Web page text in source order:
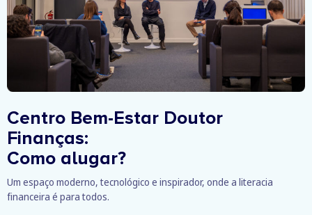
Centro Bem-Estar Doutor
Finanças:
Como alugar?
Um espaço moderno, tecnológico e inspirador, onde a literacia
financeira é para todos.